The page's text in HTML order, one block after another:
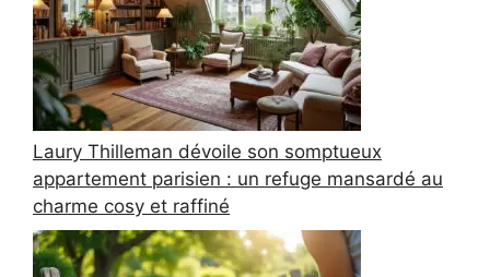
Laury Thilleman dévoile son somptueux
appartement parisien : un refuge mansardé au
charme cosy et raffiné